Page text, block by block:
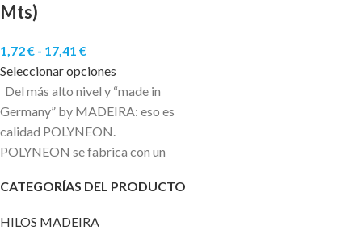
CATEGORÍAS DEL PRODUCTO
HILOS MADEIRA
Mts)
1,72€ - 17,41 €
Seleccionar opciones
Del más alto nivel y “made in
Germany” by MADEIRA: eso es
calidad POLYNEON.
POLYNEON se fabrica con un